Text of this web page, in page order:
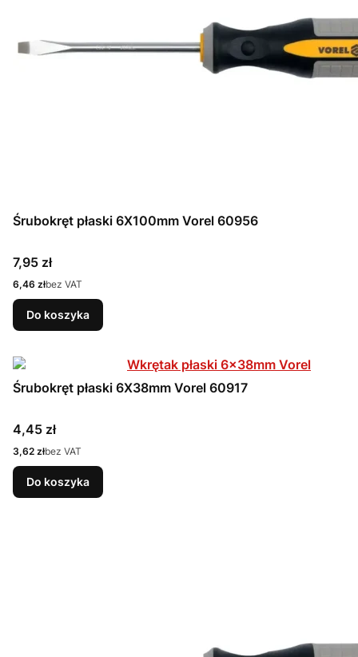
Śrubokręt płaski 6X100mm Vorel 60956
Cena
7,95 zł
Cena
6,46 złbez VAT
Do koszyka
Śrubokręt płaski 6X38mm Vorel 60917
Cena
4,45 zł
Cena
3,62 złbez VAT
Do koszyka